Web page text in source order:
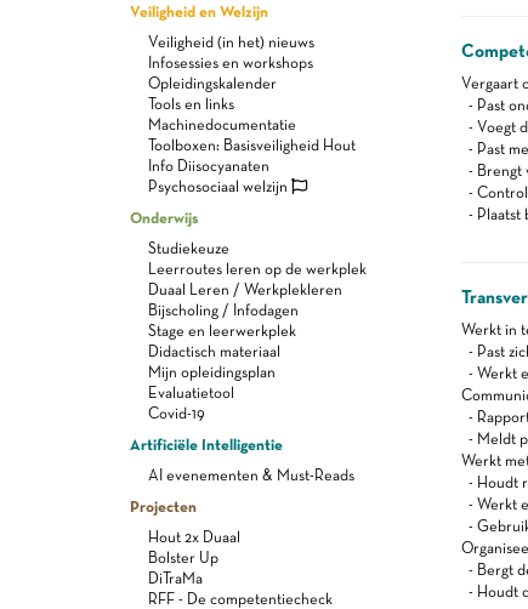
Veiligheid en Welzijn
Veiligheid (in het) nieuws
Infosessies en workshops
Opleidingskalender
Tools en links
Machinedocumentatie
Toolboxen: Basisveiligheid Hout
Info Diisocyanaten
Psychosociaal welzijn
Onderwijs
Studiekeuze
Leerroutes leren op de werkplek
Duaal Leren / Werkplekleren
Bijscholing / Infodagen
Stage en leerwerkplek
Didactisch materiaal
Mijn opleidingsplan
Evaluatietool
Covid-19
Artificiële Intelligentie
AI evenementen & Must-Reads
Projecten
Hout 2x Duaal
Bolster Up
DiTraMa
RFF - De competentiecheck
Vergaart
- Past
- Voegt
- Past
- Brengt
-
- Plaatst
Werkt in
- Past
- Werkt
-
- Meldt
Werkt
- Houdt
- Werkt
-
- Bergt
- Houdt